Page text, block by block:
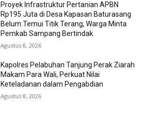
Proyek Infrastruktur Pertanian APBN
Rp195 Juta di Desa Kapasan Baturasang
Belum Temui Titik Terang, Warga Minta
Pemkab Sampang Bertindak
Agustus 8, 2026
Kapolres Pelabuhan Tanjung Perak Ziarah
Makam Para Wali, Perkuat Nilai
Keteladanan dalam Pengabdian
Agustus 8, 2026